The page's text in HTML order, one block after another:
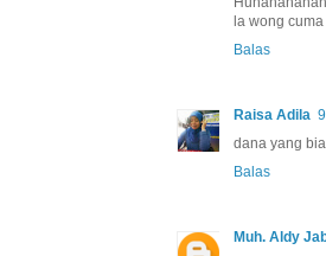
la wong
Balas
Raisa Adila
dana yang
Balas
Muh. Aldy